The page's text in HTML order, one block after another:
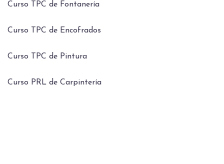
Curso TPC de Fontanería
Curso TPC de Encofrados
Curso TPC de Pintura
Curso PRL de Carpintería